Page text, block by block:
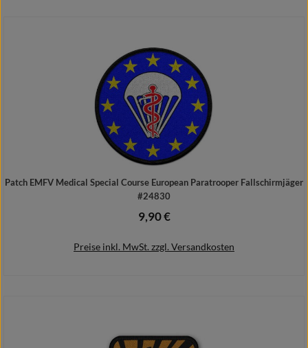
Patch EMFV Medical Special Course European Paratrooper Fallschirmjäger
#24830
Regulärer Preis:
9,90 €
Preise inkl. MwSt. zzgl. Versandkosten